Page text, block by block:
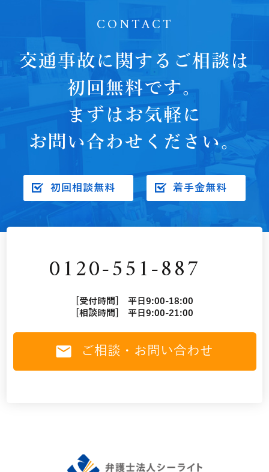
CONTACT
交通事故に関するご相談は
初回無料です。
まずはお気軽に
お問い合わせください。
初回相談無料 着手金無料
0120-551-887
[受付時間] 平日9:00-18:00
[相談時間] 平日9:00-21:00
ご相談・お問い合わせ